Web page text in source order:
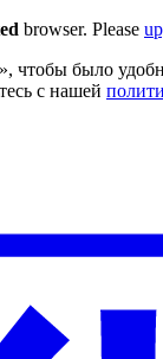
browser. Please
чтобы было
с нашей